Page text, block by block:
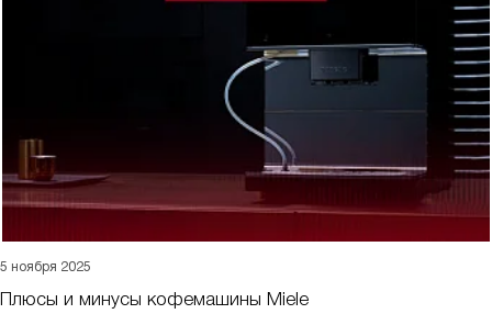
5 ноября 2025
Плюсы и минусы кофемашины Miele